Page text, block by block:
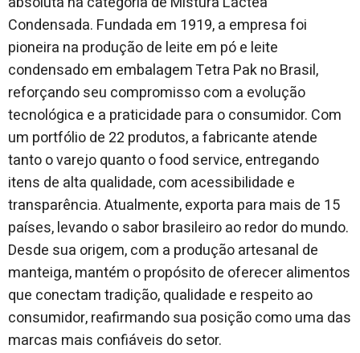
Condensada. Fundada em 1919, a empresa foi
pioneira na produção de leite em pó e leite
condensado em embalagem Tetra Pak no Brasil,
reforçando seu compromisso com a evolução
tecnológica e a praticidade para o consumidor. Com
um portfólio de 22 produtos, a fabricante atende
tanto o varejo quanto o food service, entregando
itens de alta qualidade, com acessibilidade e
transparência. Atualmente, exporta para mais de 15
países, levando o sabor brasileiro ao redor do mundo.
Desde sua origem, com a produção artesanal de
manteiga, mantém o propósito de oferecer alimentos
que conectam tradição, qualidade e respeito ao
consumidor, reafirmando sua posição como uma das
marcas mais confiáveis do setor.